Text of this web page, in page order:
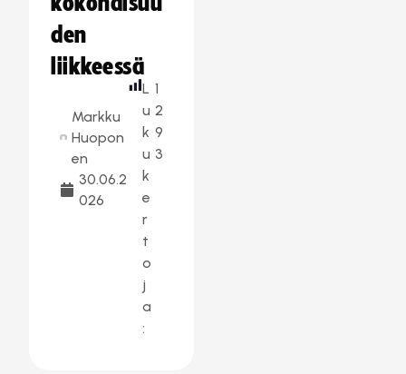
den
liikkeessä
Markku
Huopon
en
30.06.2
026
L
u
k
u
k
e
r
t
o
j
a
:
1
2
9
3